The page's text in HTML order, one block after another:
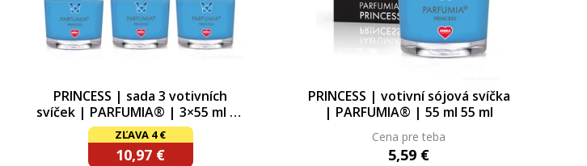
PRINCESS | sada 3 votivních
svíček | PARFUMIA® | 3×55 ml 3x
55 ml
ZĽAVA 4 €
10,97 €
PRINCESS | votivní sójová svíčka
| PARFUMIA® | 55 ml 55 ml
Cena pre teba
5,59 €